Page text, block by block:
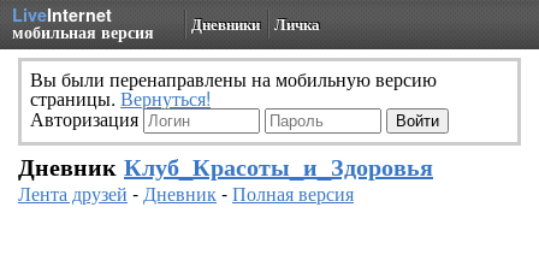
LiveInternet
мобильная версия Дневники Личка
Вы были перенаправлены на мобильную версию
страницы. Вернуться!
Авторизация
Дневник Клуб_Красоты_и_Здоровья
Лента друзей -Дневник-Полная версия